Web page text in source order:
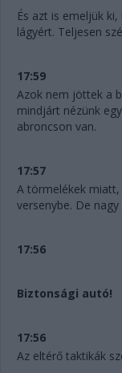
És azt is emeljük
lágyért. Teljesen
17:59
Azok nem jöttek a
mindjárt nézünk
abroncson van.
17:57
A törmelékek
versenybe. De
17:56
Biztonsági autó!
17:56
Az eltérő taktikák